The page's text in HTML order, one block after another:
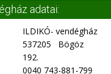
adatai:
ILDIKÓ- vendégház
537205 Bögöz
192.
0040 743-881-799